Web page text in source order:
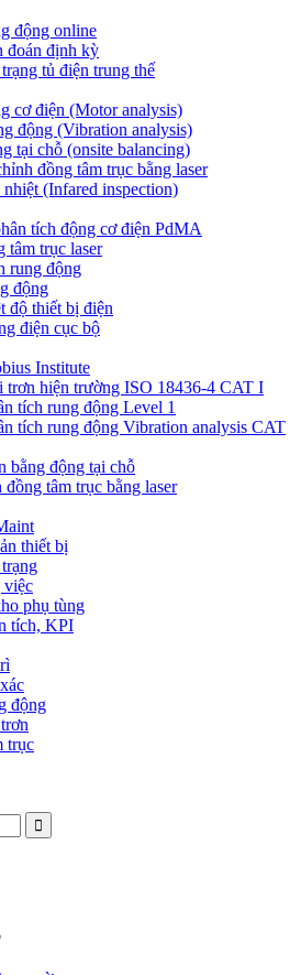
động online
đoán định kỳ
tủ điện trung thế
cơ điện (Motor analysis)
động (Vibration analysis)
tại chỗ (onsite balancing)
đồng tâm trục bằng laser
nhiệt (Infared inspection)
tích động cơ điện PdMA
tâm trục laser
rung động
động
độ thiết bị điện
điện cục bộ
Institute
trơn hiện trường ISO 18436-4 CAT I
tích rung động Level 1
tích rung động Vibration analysis CAT
bằng động tại chỗ
tâm trục bằng laser
thiết bị
việc
phụ tùng
tích, KPI
động
trục